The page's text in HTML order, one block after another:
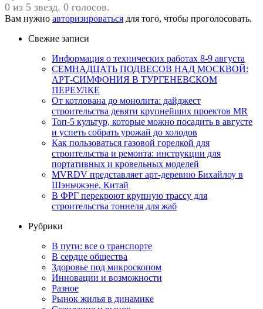
0 из 5 звезд. 0 голосов.
Вам нужно авторизироваться для того, чтобы проголосовать.
Свежие записи
Информация о технических работах 8-9 августа
СЕМНАДЦАТЬ ПОДВЕСОВ НАД МОСКВОЙ:
АРТ-СИМФОНИЯ В ТУРГЕНЕВСКОМ
ПЕРЕУЛКЕ
От котлована до монолита: дайджест
строительства девяти крупнейших проектов MR
Топ-5 культур, которые можно посадить в августе
и успеть собрать урожай до холодов
Как пользоваться газовой горелкой для
строительства и ремонта: инструкции для
портативных и кровельных моделей
MVRDV представляет арт-деревню Бихайлоу в
Шэньчжэне, Китай
В ФРГ перекроют крупную трассу для
строительства тоннеля для жаб
Рубрики
В пути: все о транспорте
В сердце общества
Здоровье под микроскопом
Инновации и возможности
Разное
Рынок жилья в динамике